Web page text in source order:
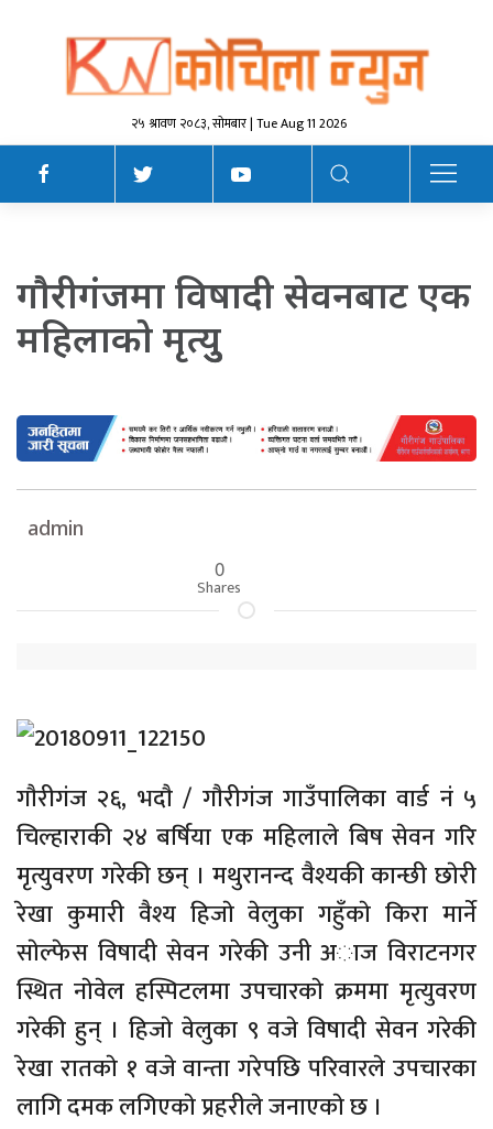
२५ श्रावण २०८३, सोमबार | Tue Aug 11 2026
गाैरीगंजमा विषादी सेवनबाट एक
महिलाकाे मृत्युु
admin
0
Shares
गाैरीगंज २६, भदाै / गाैरीगंज गाउँपालिका वार्ड नं ५
चिल्हाराकी २४ बर्षिया एक महिलाले बिष सेवन गरि
मृत्युवरण गरेकी छन् । मथुरानन्द वैश्यकी कान्छी छाेरी
रेखा कुमारी वैश्य हिजाे वेलुका गहुँकाे किरा मार्ने
साेल्फेस विषादी सेवन गरेकी उनी अाज विराटनगर
स्थित नाेवेल हस्पिटलमा उपचारकाे क्रममा मृत्युवरण
गरेकी हुन् । हिजाे वेलुका ९ वजे विषादी सेवन गरेकी
रेखा रातकाे १ वजे वान्ता गरेपछि परिवारले उपचारका
लागि दमक लगिएकाे प्रहरीले जनाएकाे छ ।